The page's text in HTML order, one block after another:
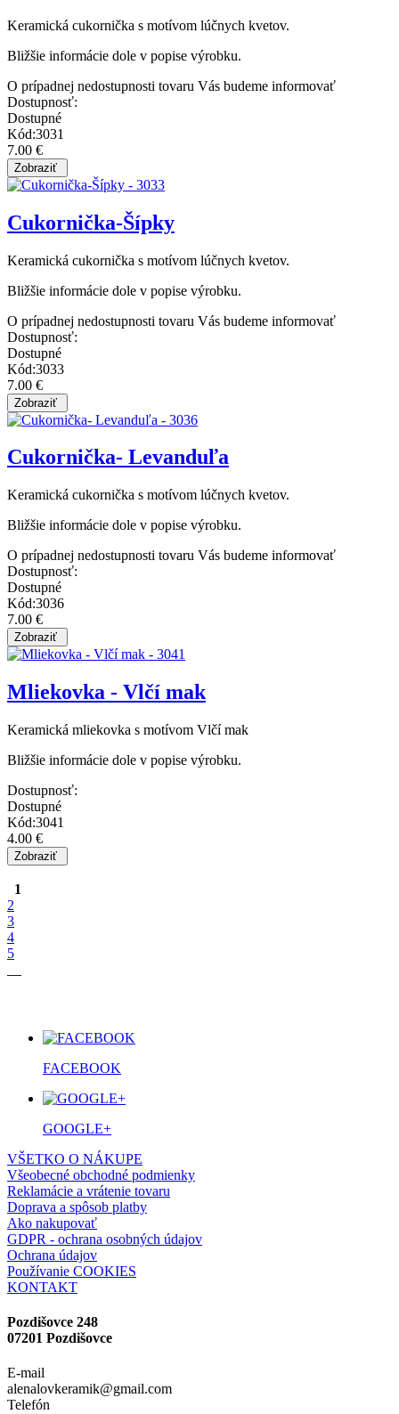
Keramická cukornička s motívom lúčnych kvetov.
Bližšie informácie dole v popise výrobku.
O prípadnej nedostupnosti tovaru Vás budeme informovať
Dostupnosť:
Dostupné
Kód:3031
7.00 €
Cukornička-Šípky
Keramická cukornička s motívom lúčnych kvetov.
Bližšie informácie dole v popise výrobku.
O prípadnej nedostupnosti tovaru Vás budeme informovať
Dostupnosť:
Dostupné
Kód:3033
7.00 €
Cukornička- Levanduľa
Keramická cukornička s motívom lúčnych kvetov.
Bližšie informácie dole v popise výrobku.
O prípadnej nedostupnosti tovaru Vás budeme informovať
Dostupnosť:
Dostupné
Kód:3036
7.00 €
Mliekovka - Vlčí mak
Keramická mliekovka s motívom Vlčí mak
Bližšie informácie dole v popise výrobku.
Dostupnosť:
Dostupné
Kód:3041
4.00 €
1
2
3
4
5
FACEBOOK
GOOGLE+
VŠETKO O NÁKUPE
Všeobecné obchodné podmienky
Reklamácie a vrátenie tovaru
Doprava a spôsob platby
Ako nakupovať
GDPR - ochrana osobných údajov
Ochrana údajov
Používanie COOKIES
KONTAKT
Pozdišovce 248
07201 Pozdišovce
E-mail
alenalovkeramik@gmail.com
Telefón